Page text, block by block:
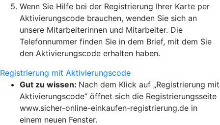
Wenn Sie Hilfe bei der Registrierung Ihrer Karte per
Aktivierungscode brauchen, wenden Sie sich an
unsere Mitarbeiterinnen und Mitarbeiter. Die
Telefonnummer finden Sie in dem Brief, mit dem Sie
den Aktivierungscode erhalten haben.
Registrierung mit Aktivierungscode
Gut zu wissen: Nach dem Klick auf „Registrierung mit
Aktivierungscode“ öffnet sich die Registrierungsseite
www.sicher-online-einkaufen-registrierung.de in
einem neuen Fenster.